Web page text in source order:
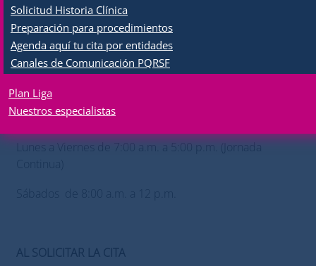
Solicitud Historia Clínica
Preparación para procedimientos
Agenda aquí tu cita por entidades
Canales de Comunicación PQRSF
Plan Liga
Nuestros especialistas
Solicite su CitaoCancele su Cita
Horario de Call Center
Lunes a Viernes de 7:00 a.m. a 5:00 p.m. (Jornada
Continua)
Sábados de 8:00 a.m. a 12 p.m.
AL SOLICITAR LA CITA